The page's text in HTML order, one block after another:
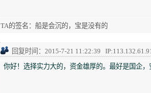
TA的签名：船是会沉的，宝是没有的
回复时间：2015-7-21 11:22:39
你好！选择实力大的，资金雄厚的。最好是国企，